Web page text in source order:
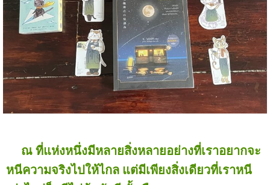
ณ ที่แห่งหนึ่งมีหลายสิ่งหลายอย่างที่เราอยากจะ
หนีความจริงไปให้ไกล แต่มีเพียงสิ่งเดียวที่เราหนี